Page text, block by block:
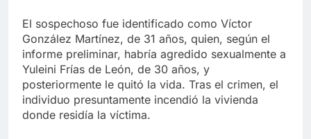
El sospechoso fue identificado como Víctor
González Martínez, de 31 años, quien, según el
informe preliminar, habría agredido sexualmente a
Yuleini Frías de León, de 30 años, y
posteriormente le quitó la vida. Tras el crimen, el
individuo presuntamente incendió la vivienda
donde residía la víctima.